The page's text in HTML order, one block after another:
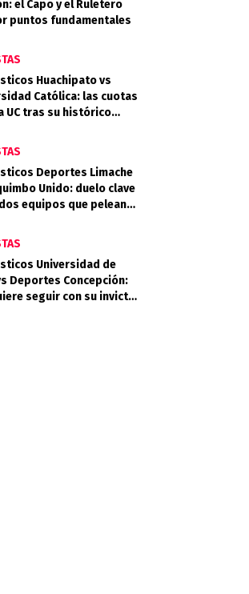
el Capo y el Ruletero
puntos fundamentales
Huachipato vs
Católica: las cuotas
UC tras su histórico
Deportes Limache
Unido: duelo clave
equipos que pelean
Universidad de
Deportes Concepción:
seguir con su invicto